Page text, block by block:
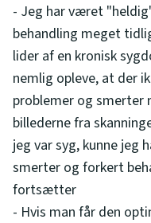
- Jeg har været
behandling meget
lider af en kronisk
nemlig opleve, at der
problemer og smerter
billederne fra
jeg var syg, kunne jeg
smerter og forkert
fortsætter
- Hvis man får den